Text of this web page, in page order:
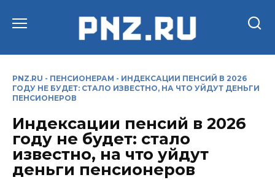
PNZ.RU - ПЕНСИОНЕРАМ - ИНДЕКСАЦИИ ПЕНСИЙ В 2026
ГОДУ НЕ БУДЕТ: СТАЛО ИЗВЕСТНО, НА ЧТО УЙДУТ ДЕНЬГИ
ПЕНСИОНЕРОВ
Индексации пенсий в 2026
году не будет: стало
известно, на что уйдут
деньги пенсионеров